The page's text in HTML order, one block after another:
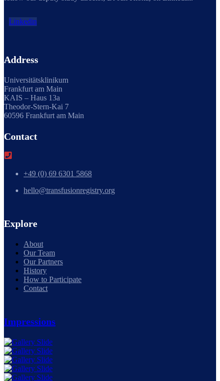
Linkedin
Address
Universitätsklinikum
Frankfurt am Main
KAIS – Haus 13a
Theodor-Stern-Kai 7
60596 Frankfurt am Main
Contact
+49 (0) 69 6301 5868
hello@transfusionregistry.org
Explore
About
Our Team
Our Partners
History
How to Participate
Contact
Impressions